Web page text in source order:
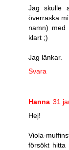
Jag skulle
överraska
namn) med
klart ;)
Jag länkar.
Svara
Hanna 31
Hej!
Viola-
försökt hitta